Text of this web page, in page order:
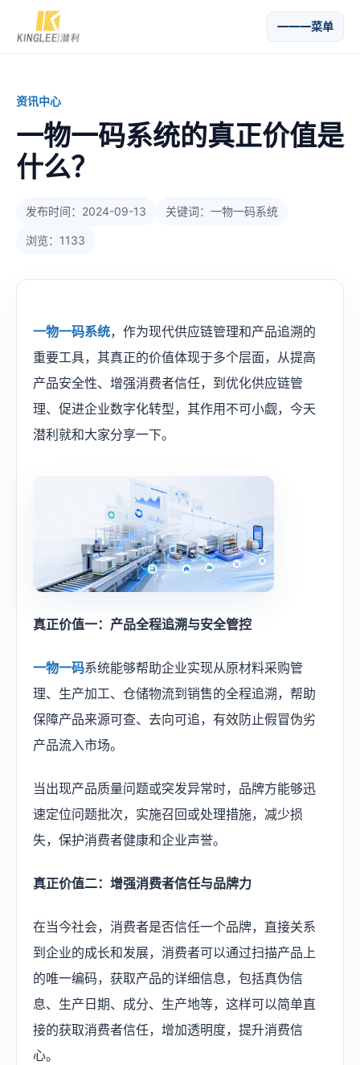
菜单
资讯中心
一物一码系统的真正价值是
什么？
发布时间：2024-09-13 关键词：一物一码系统
浏览：1133
一物一码系统，作为现代供应链管理和产品追溯的
重要工具，其真正的价值体现于多个层面，从提高
产品安全性、增强消费者信任，到优化供应链管
理、促进企业数字化转型，其作用不可小觑，今天
潜利就和大家分享一下。
真正价值一：产品全程追溯与安全管控
一物一码系统能够帮助企业实现从原材料采购管
理、生产加工、仓储物流到销售的全程追溯，帮助
保障产品来源可查、去向可追，有效防止假冒伪劣
产品流入市场。
当出现产品质量问题或突发异常时，品牌方能够迅
速定位问题批次，实施召回或处理措施，减少损
失，保护消费者健康和企业声誉。
真正价值二：增强消费者信任与品牌力
在当今社会，消费者是否信任一个品牌，直接关系
到企业的成长和发展，消费者可以通过扫描产品上
的唯一编码，获取产品的详细信息，包括真伪信
息、生产日期、成分、生产地等，这样可以简单直
接的获取消费者信任，增加透明度，提升消费信
心。